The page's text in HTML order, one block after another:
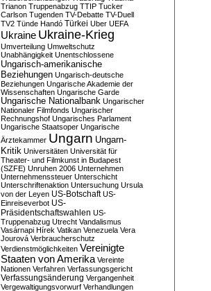
Trianon Truppenabzug TTIP Tucker
Carlson Tugenden TV-Debatte TV-Duell
TV2 Tünde Handó Türkei Uber UEFA
Ukraine Ukraine-Krieg
Umverteilung Umweltschutz
Unabhängigkeit Unentschlossene
Ungarisch-amerikanische
Beziehungen Ungarisch-deutsche
Beziehungen Ungarische Akademie der
Wissenschaften Ungarische Garde
Ungarische Nationalbank Ungarischer
Nationaler Filmfonds Ungarischer
Rechnungshof Ungarisches Parlament
Ungarische Staatsoper Ungarische
Ärztekammer Ungarn Ungarn-
Kritik Universitäten Universität für
Theater- und Filmkunst in Budapest
(SZFE) Unruhen 2006 Unternehmen
Unternehmenssteuer Unterschicht
Unterschriftenaktion Untersuchung Ursula
von der Leyen US-Botschaft US-
Einreiseverbot US-
Präsidentschaftswahlen US-
Truppenabzug Utrecht Vandalismus
Vasárnapi Hírek Vatikan Venezuela Vera
Jourová Verbraucherschutz
Verdienstmöglichkeiten Vereinigte
Staaten von Amerika Vereinte
Nationen Verfahren Verfassungsgericht
Verfassungsänderung Vergangenheit
Vergewaltigungsvorwurf Verhandlungen